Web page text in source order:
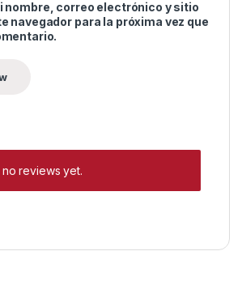
nombre, correo electrónico y sitio
navegador para la próxima vez que
reviews yet.